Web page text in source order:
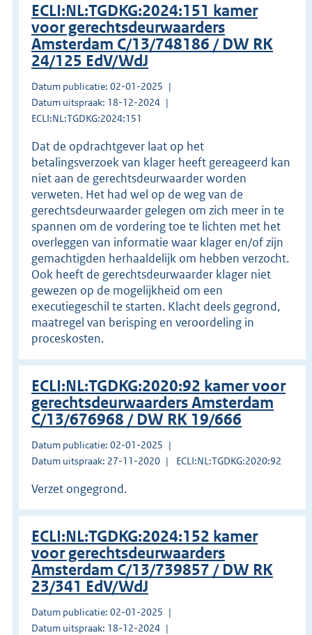
ECLI:NL:TGDKG:2024:151 kamer
voor gerechtsdeurwaarders
Amsterdam C/13/748186 / DW RK
24/125 EdV/WdJ
Datum publicatie: 02-01-2025
Datum uitspraak: 18-12-2024
ECLI:NL:TGDKG:2024:151
Dat de opdrachtgever laat op het
betalingsverzoek van klager heeft gereageerd kan
niet aan de gerechtsdeurwaarder worden
verweten. Het had wel op de weg van de
gerechtsdeurwaarder gelegen om zich meer in te
spannen om de vordering toe te lichten met het
overleggen van informatie waar klager en/of zijn
gemachtigden herhaaldelijk om hebben verzocht.
Ook heeft de gerechtsdeurwaarder klager niet
gewezen op de mogelijkheid om een
executiegeschil te starten. Klacht deels gegrond,
maatregel van berisping en veroordeling in
proceskosten.
ECLI:NL:TGDKG:2020:92 kamer voor
gerechtsdeurwaarders Amsterdam
C/13/676968 / DW RK 19/666
Datum publicatie: 02-01-2025
Datum uitspraak: 27-11-2020
ECLI:NL:TGDKG:2020:92
Verzet ongegrond.
ECLI:NL:TGDKG:2024:152 kamer
voor gerechtsdeurwaarders
Amsterdam C/13/739857 / DW RK
23/341 EdV/WdJ
Datum publicatie: 02-01-2025
Datum uitspraak: 18-12-2024